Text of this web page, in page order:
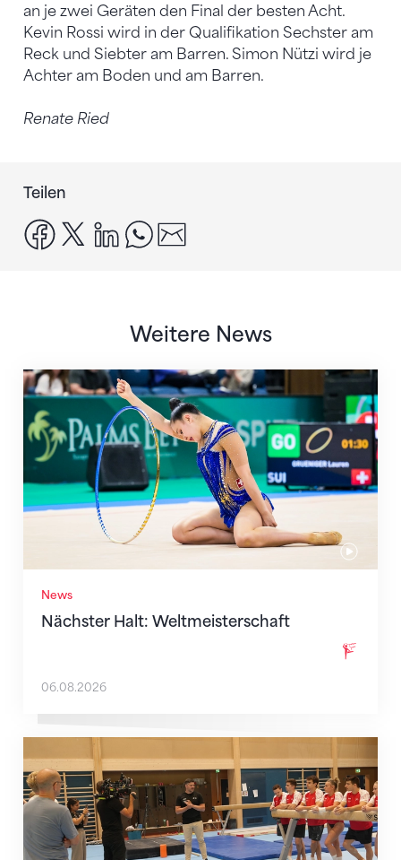
an je zwei Geräten den Final der besten Acht.
Kevin Rossi wird in der Qualifikation Sechster am
Reck und Siebter am Barren. Simon Nützi wird je
Achter am Boden und am Barren.
Renate Ried
Teilen
facebook
x linkedinwhatsapp
Weitere News
News
Nächster Halt: Weltmeisterschaft
Nächster Halt: Weltmeisterschaft
06.08.2026
Mit klaren Zielen nach Zagreb